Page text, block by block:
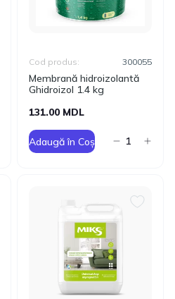
Membrană hidroizolantă
Ghidroizol 1.4 kg
Cod produs: 300055
131.00 MDL
Adaugă în Coș